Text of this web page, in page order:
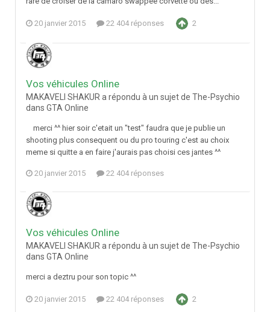
20 janvier 2015 22 404 réponses 2
Vos véhicules Online
MAKAVELI SHAKUR a répondu à un sujet de The-Psychio
dans GTA Online
merci ^^ hier soir c'etait un "test" faudra que je publie un
shooting plus consequent ou du pro touring c'est au choix
meme si quitte a en faire j'aurais pas choisi ces jantes ^^
20 janvier 2015 22 404 réponses
Vos véhicules Online
MAKAVELI SHAKUR a répondu à un sujet de The-Psychio
dans GTA Online
merci a deztru pour son topic ^^
20 janvier 2015 22 404 réponses 2